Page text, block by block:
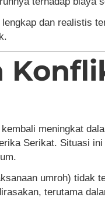
dan realistis
meningkat
Serikat. Situasi
umroh) tidak
terutama